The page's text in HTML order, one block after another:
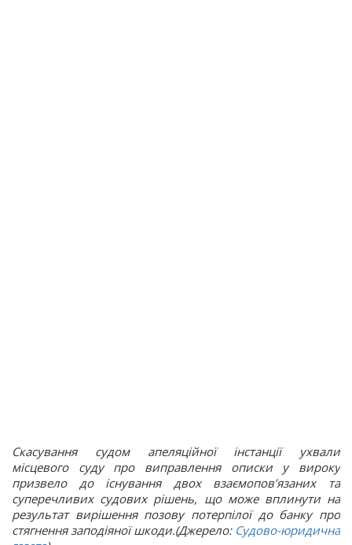
Скасування судом апеляційної інстанції ухвали
місцевого суду про виправлення описки у вироку
призвело до існування двох взаємопов’язаних та
суперечливих судових рішень, що може вплинути на
результат вирішення позову потерпілої до банку про
стягнення заподіяної шкоди.(Джерело: Судово-юридична